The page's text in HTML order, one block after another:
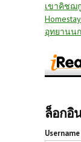
เขาคิชฌ
อุทยานน
ล็อกอิน